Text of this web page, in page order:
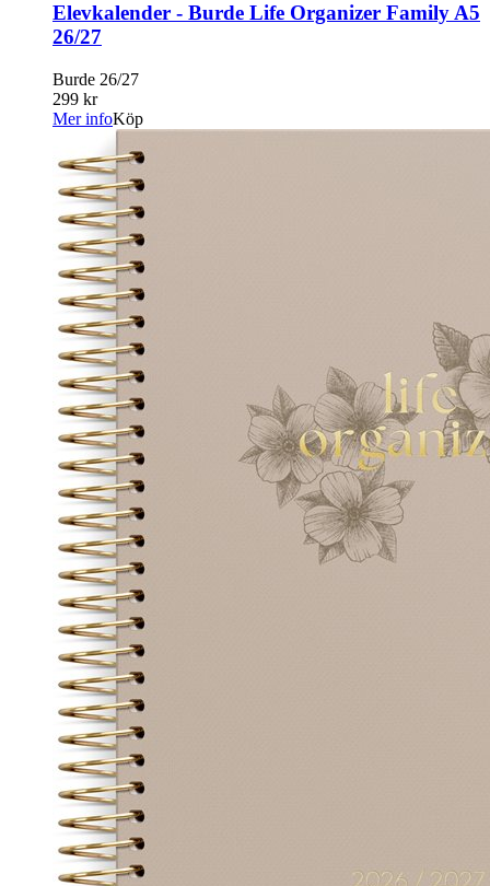
Elevkalender - Burde Life Organizer Family A5
26/27
Burde 26/27
299 kr
Mer infoKöp